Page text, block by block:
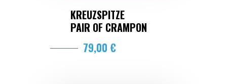
KREUZSPITZE
PAIR OF CRAMPON
79,00 €